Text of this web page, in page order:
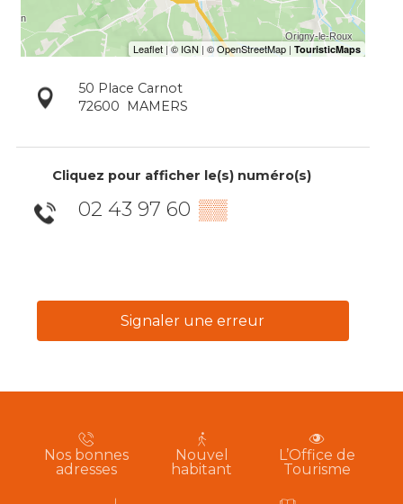
50 Place Carnot
72600
MAMERS
Cliquez pour afficher le(s) numéro(s)
02 43 97 60 ▒▒
Signaler une erreur
Nos bonnes
adresses
Nouvel
habitant
L’Office de
Tourisme